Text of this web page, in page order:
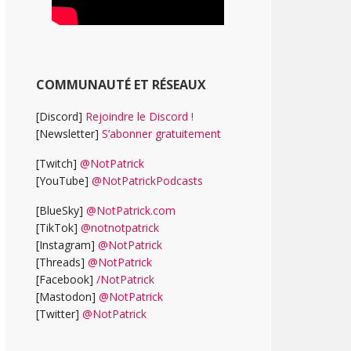
COMMUNAUTÉ ET RÉSEAUX
[Discord] Rejoindre le Discord !
[Newsletter] S’abonner gratuitement
[Twitch] @NotPatrick
[YouTube] @NotPatrickPodcasts
[BlueSky] @NotPatrick.com
[TikTok] @notnotpatrick
[Instagram] @NotPatrick
[Threads] @NotPatrick
[Facebook] /NotPatrick
[Mastodon] @NotPatrick
[Twitter] @NotPatrick